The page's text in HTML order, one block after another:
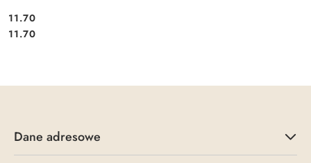
Cena:
11.70
Cena:
11.70
Dane adresowe